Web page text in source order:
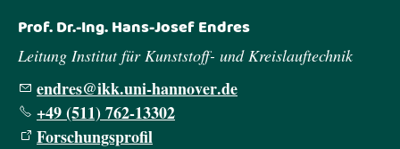
Prof. Dr.-Ing. Hans-Josef Endres
Leitung Institut für Kunststoff- und Kreislauftechnik
ndr s kk n-h nn v rd
+49 (511) 762-13302
Forschungsprofil